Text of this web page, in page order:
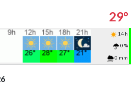
29°
14 h
0 %
0 mm